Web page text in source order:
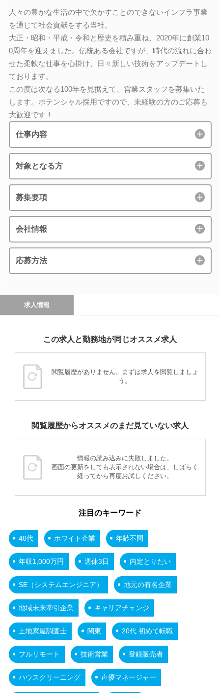
人々の豊かな生活の中で欠かすことのできないインフラ事業
を通じて社会貢献をする当社。
大正・昭和・平成・令和と歴史を積み重ね、2020年に創業10
0周年を迎えました。伝統ある会社ですが、時代の流れに合わ
せた柔軟な仕事を心掛け、日々新しい技術をアップデートし
ております。
この度は次なる100年を見据えて、営業スタッフを募集いた
します。ポテンシャル採用ですので、未経験の方のご応募も
大歓迎です！
仕事内容
対象となる方
募集要項
会社情報
応募方法
求人情報
この求人と勤務地が同じオススメ求人
閲覧履歴がありません。まずは求人を閲覧しましょ
う。
閲覧履歴からオススメのまだ見ていない求人
情報の読み込みに失敗しました。
画面の更新をしても表示されない場合は、しばらく
経ってから再度お試しください。
注目のキーワード
40代 ホワイト企業 年齢不問
年収1,000万円 週休3日 内定とりたい
SE（システムエンジニア） 地元の有名企業
地域未来牽引企業 キャリアチェンジ
土地家屋調査士 関東 20代 初めて転職
フルリモート 技術営業 登録販売者
ハウスクリーニング 声優マネージャー